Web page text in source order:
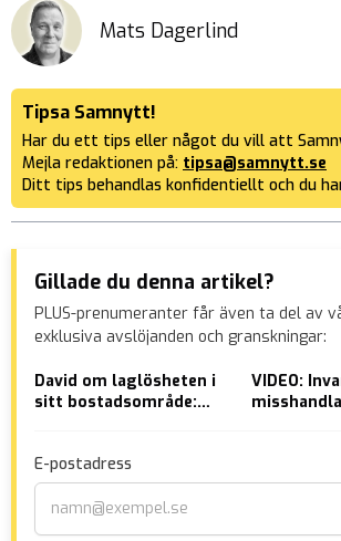
Mats Dagerlind
Tipsa Samnytt!
Har du ett tips eller något du vill att
Mejla redaktionen på: tipsa@samnytt.se
Ditt tips behandlas konfidentiellt och du
Gillade du denna artikel?
PLUS-prenumeranter får även ta del av
exklusiva avslöjanden och granskningar:
David om laglösheten i
sitt bostadsområde:
VIDEO:
E-postadress